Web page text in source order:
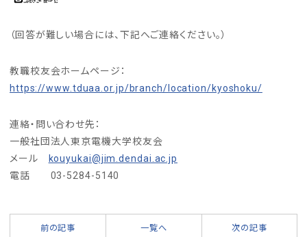
（回答が難しい場合には、下記へご連絡ください。）
教職校友会ホームページ：
https://www.tduaa.or.jp/branch/location/kyoshoku/
連絡・問い合わせ先：
一般社団法人東京電機大学校友会
メール
kouyukai@jim.dendai.ac.jp
電話 03-5284-5140
前の記事 一覧へ 次の記事